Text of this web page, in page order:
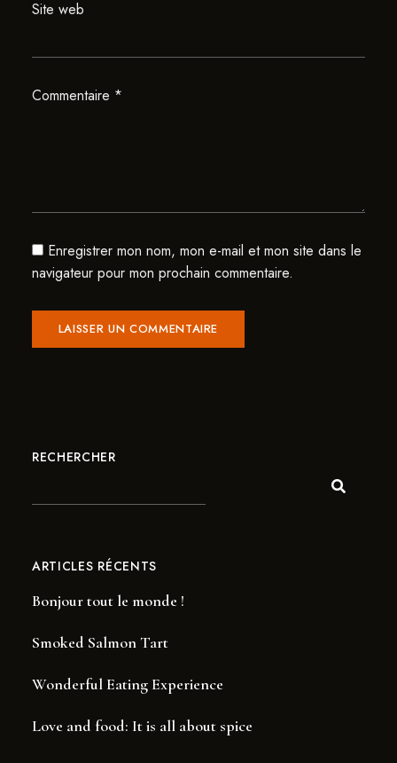
Site web
Commentaire *
Enregistrer mon nom, mon e-mail et mon site dans le
navigateur pour mon prochain commentaire.
RECHERCHER
ARTICLES RÉCENTS
Bonjour tout le monde !
Smoked Salmon Tart
Wonderful Eating Experience
Love and food: It is all about spice